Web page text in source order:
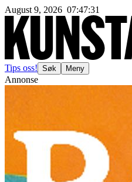
August 9, 2026 07:47:33
Tips oss! Søk Meny
Annonse